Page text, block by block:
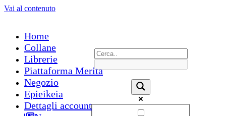
Vai al contenuto
Home
Collane
Librerie
Piattaforma Merita
Negozio
Epieikeia
Dettagli account